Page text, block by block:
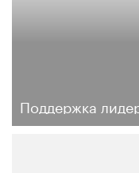
Поддержка